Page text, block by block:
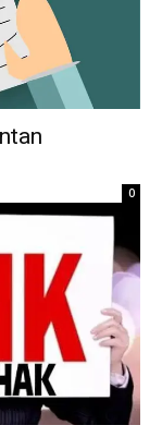
0